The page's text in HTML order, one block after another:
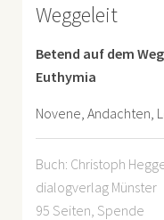
Weggeleit
Betend auf dem
Euthymia
Novene, Andachten,
Buch: Christoph
dialogverlag Münster
95 Seiten, Spende